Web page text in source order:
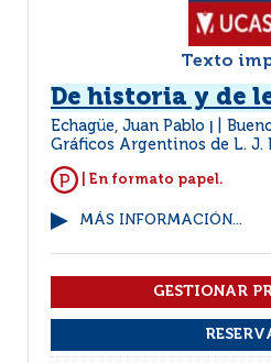
Texto
De historia y de
Echagüe, Juan Pablo
Gráficos Argentinos de L. J.
| En formato papel.
MÁS INFORMACIÓN...